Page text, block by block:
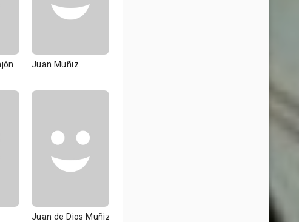
Juan Muñiz
Juan de Dios Muñiz